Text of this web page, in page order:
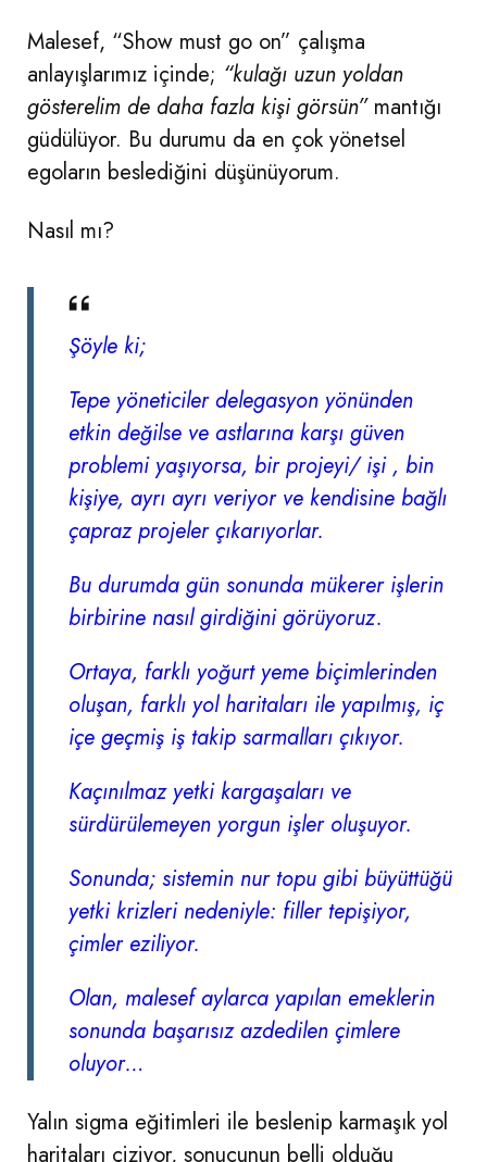
Malesef, “Show must go on” çalışma
anlayışlarımız içinde; “kulağı uzun yoldan
gösterelim de daha fazla kişi görsün”mantığı
güdülüyor. Bu durumu da en çok yönetsel
egoların beslediğini düşünüyorum.
Nasıl mı?
Şöyle ki;
Tepe yöneticiler delegasyon yönünden
etkin değilse ve astlarına karşı güven
problemi yaşıyorsa, bir projeyi/ işi , bin
kişiye, ayrı ayrı veriyor ve kendisine bağlı
çapraz projeler çıkarıyorlar.
Bu durumda gün sonunda mükerer işlerin
birbirine nasıl girdiğini görüyoruz.
Ortaya, farklı yoğurt yeme biçimlerinden
oluşan, farklı yol haritaları ile yapılmış, iç
içe geçmiş iş takip sarmalları çıkıyor.
Kaçınılmaz yetki kargaşaları ve
sürdürülemeyen yorgun işler oluşuyor.
Sonunda; sistemin nur topu gibi büyüttüğü
yetki krizleri nedeniyle: filler tepişiyor,
çimler eziliyor.
Olan, malesef aylarca yapılan emeklerin
sonunda başarısız azdedilen çimlere
oluyor…
Yalın sigma eğitimleri ile beslenip karmaşık yol
haritaları çiziyor, sonucunun belli olduğu